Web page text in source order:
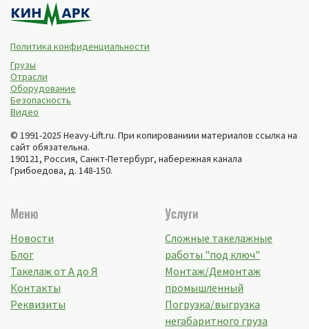
Политика конфиденциальности
Грузы
Отрасли
Оборудование
Безопасность
Видео
© 1991-2025 Heavy-Lift.ru. При копированиии материалов ссылка на
сайт обязательна.
190121, Россия, Санкт-Петербург, набережная канала
Грибоедова, д. 148-150.
Меню
Новости
Блог
Такелаж от А до Я
Контакты
Реквизиты
Услуги
Сложные такелажные
работы "под ключ"
Монтаж/Демонтаж
промышленный
Погрузка/выгрузка
негабаритного груза